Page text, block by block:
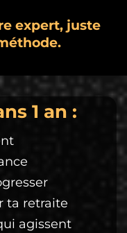
expert, juste
1 an :
ta retraite
agissent